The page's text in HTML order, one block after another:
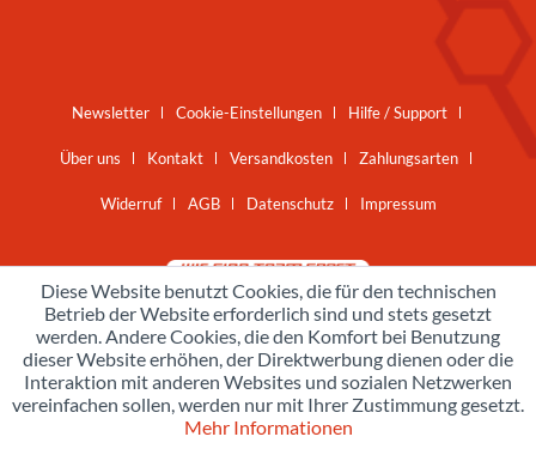
Newsletter Cookie-Einstellungen Hilfe / Support
Über uns Kontakt Versandkosten Zahlungsarten
Widerruf AGB Datenschutz Impressum
Diese Website benutzt Cookies, die für den technischen
Betrieb der Website erforderlich sind und stets gesetzt
werden. Andere Cookies, die den Komfort bei Benutzung
dieser Website erhöhen, der Direktwerbung dienen oder die
Interaktion mit anderen Websites und sozialen Netzwerken
vereinfachen sollen, werden nur mit Ihrer Zustimmung gesetzt.
Mehr Informationen